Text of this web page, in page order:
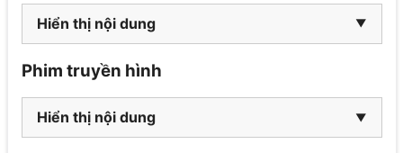
Hiển thị nội dung
Phim truyền hình
Hiển thị nội dung